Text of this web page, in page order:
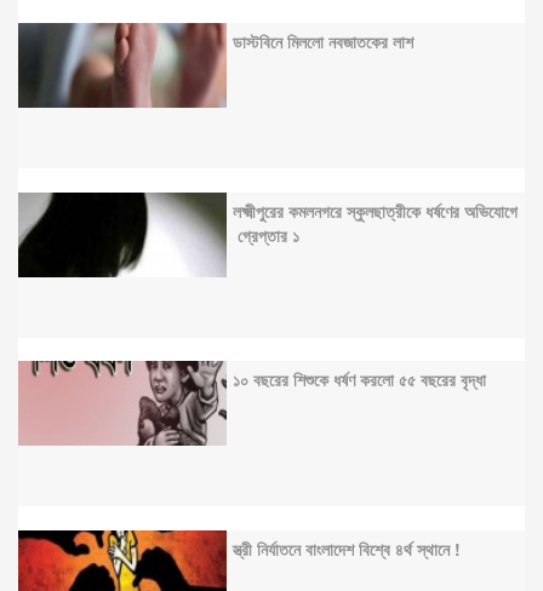
ডাস্টবিনে মিললো নবজাতকের লাশ
লক্ষ্মীপুরের কমলনগরে স্কুলছাত্রীকে ধর্ষণের অভিযোগে
গ্রেপ্তার ১
১০ বছরের শিশুকে ধর্ষণ করলো ৫৫ বছরের বৃদ্ধা
স্ত্রী নির্যাতনে বাংলাদেশ বিশ্বে ৪র্থ স্থানে !